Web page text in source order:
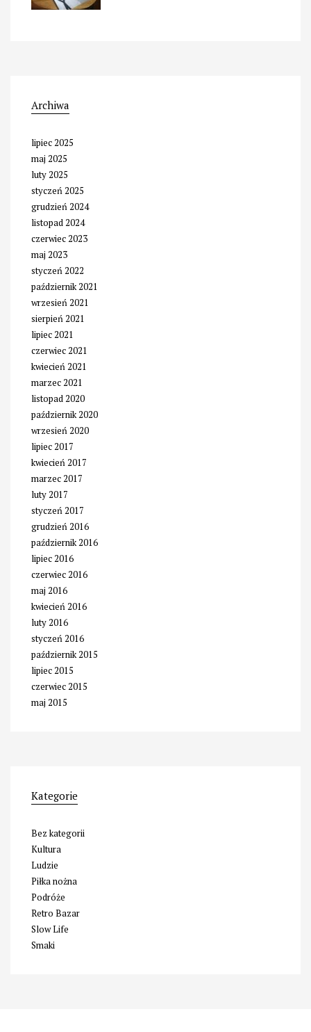
Archiwa
lipiec 2025
maj 2025
luty 2025
styczeń 2025
grudzień 2024
listopad 2024
czerwiec 2023
maj 2023
styczeń 2022
październik 2021
wrzesień 2021
sierpień 2021
lipiec 2021
czerwiec 2021
kwiecień 2021
marzec 2021
listopad 2020
październik 2020
wrzesień 2020
lipiec 2017
kwiecień 2017
marzec 2017
luty 2017
styczeń 2017
grudzień 2016
październik 2016
lipiec 2016
czerwiec 2016
maj 2016
kwiecień 2016
luty 2016
styczeń 2016
październik 2015
lipiec 2015
czerwiec 2015
maj 2015
Kategorie
Bez kategorii
Kultura
Ludzie
Piłka nożna
Podróże
Retro Bazar
Slow Life
Smaki